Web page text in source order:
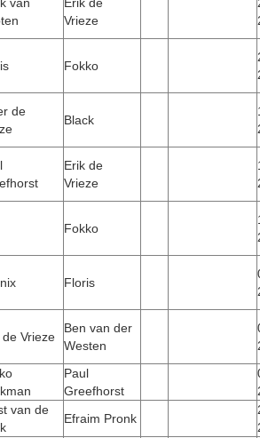
Vrieze
Fokko
de
Black
Erik de
Vrieze
Fokko
Floris
de Vrieze
Ben van der
Westen
Paul
Greefhorst
van de
Efraim Pronk